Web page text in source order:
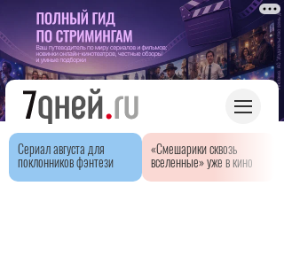
Сериал августа для
поклонников фэнтези
«Смешарики сквозь
вселенные» уже в кино